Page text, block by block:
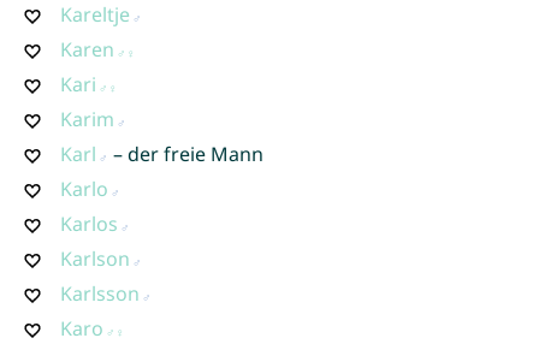
Kareltje
Karen
Kari
Karim
Karl
– der freie Mann
Karlo
Karlos
Karlson
Karlsson
Karo